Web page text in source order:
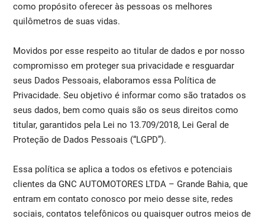
como propósito oferecer às pessoas os melhores
quilômetros de suas vidas.
Movidos por esse respeito ao titular de dados e por nosso
compromisso em proteger sua privacidade e resguardar
seus Dados Pessoais, elaboramos essa Política de
Privacidade. Seu objetivo é informar como são tratados os
seus dados, bem como quais são os seus direitos como
titular, garantidos pela Lei no 13.709/2018, Lei Geral de
Proteção de Dados Pessoais (“LGPD”).
Essa política se aplica a todos os efetivos e potenciais
clientes da GNC AUTOMOTORES LTDA – Grande Bahia, que
entram em contato conosco por meio desse site, redes
sociais, contatos telefônicos ou quaisquer outros meios de